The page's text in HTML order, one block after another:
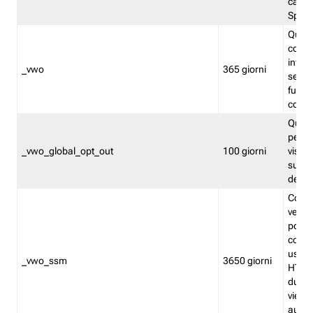
Split
_vwo 365 giorni
_vwo_global_opt_out 100 giorni
su
_vwo_ssm 3650 giorni
viene